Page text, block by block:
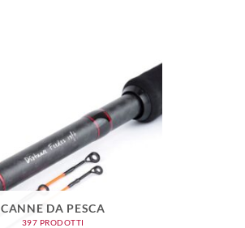
CANNE DA PESCA
397 PRODOTTI